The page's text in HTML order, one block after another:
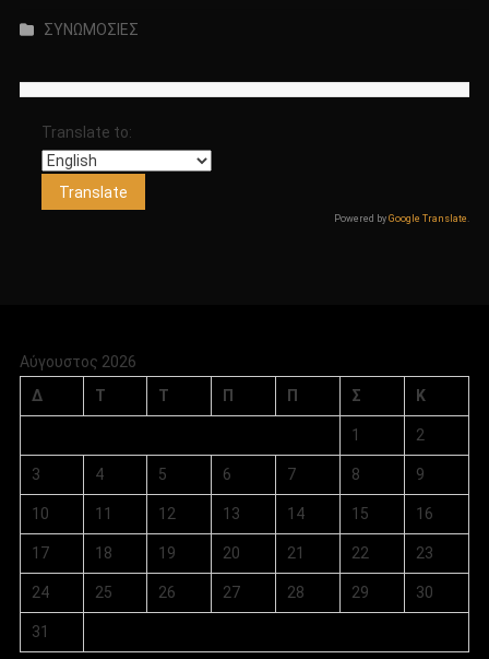
ΣΥΝΩΜΟΣΙΕΣ
Translate to:
Powered byGoogle Translate .
Αύγουστος 2026
Δ
Τ Τ Π Π Σ Κ
1 2
3 4 5 6 7 8 9
10 11 12 13 14 15 16
17 18 19 20 21 22 23
24 25 26 27 28 29 30
31